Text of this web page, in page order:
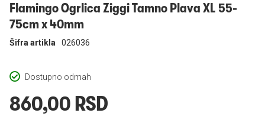
Flamingo Ogrlica Ziggi Tamno Plava XL 55-
75cm x 40mm
Dostupno odmah
Šifra artikla 026036
860,00 RSD